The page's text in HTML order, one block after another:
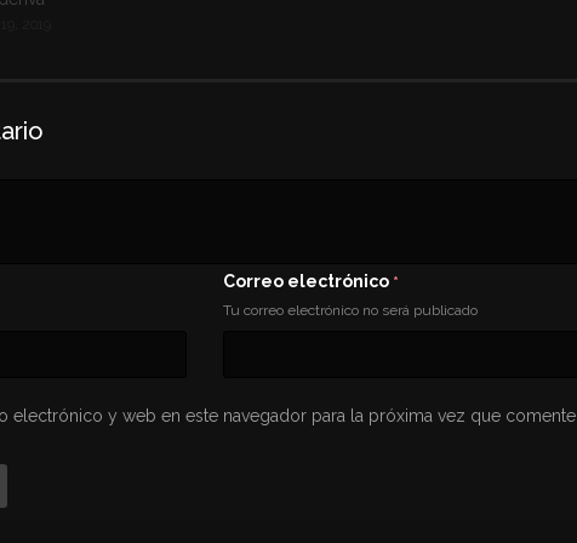
Correo electrónico *
Tu correo electrónico no será publicado
electrónico y web en este navegador para la próxima vez que comente.